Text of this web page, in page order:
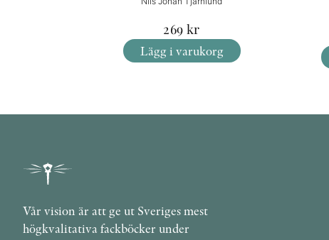
269 kr
Lägg i varukorg
Vår vision är att ge ut Sveriges mest
högkvalitativa fackböcker under